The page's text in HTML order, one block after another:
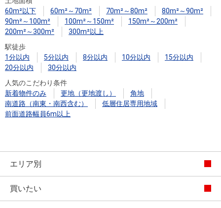
60m²以下
60m²～70m² 70m²～80m²
80m²～90m²
90m²～100m²
100m²～150m²
150m²～200m²
200m²～300m²
300m²以上
駅徒歩
1分以内
5分以内 8分以内 10分以内
15分以内
20分以内
30分以内
人気のこだわり条件
新着物件のみ
更地（更地渡し）
角地
南道路（南東・南西含む）
低層住居専用地域
前面道路幅員6m以上
エリア別
買いたい